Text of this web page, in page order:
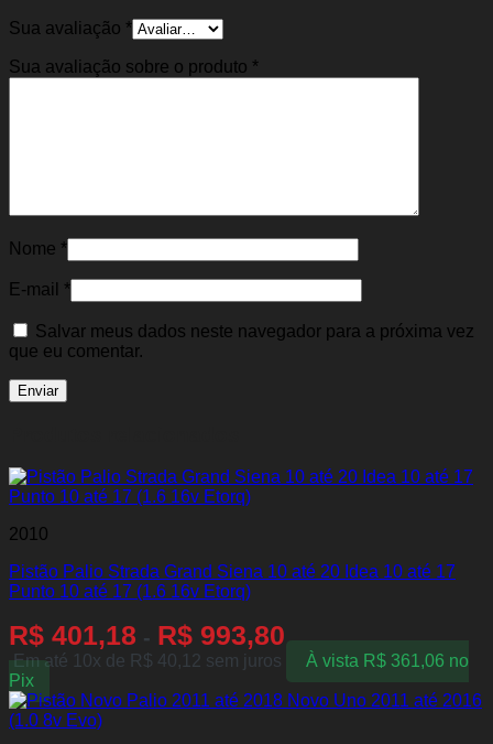
Sua avaliação *
Sua avaliação sobre o produto *
Nome *
E-mail *
Salvar meus dados neste navegador para a próxima vez
que eu comentar.
2010
Pistão Palio Strada Grand Siena 10 até 20 Idea 10 até 17
Punto 10 até 17 (1.6 16v Etorq)
R$ 401,18 - R$ 993,80
Em até 10x de R$ 40,12 sem juros À vista R$361,06 no
Pix